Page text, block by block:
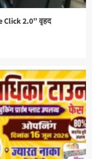
Click 2.0” वृहद